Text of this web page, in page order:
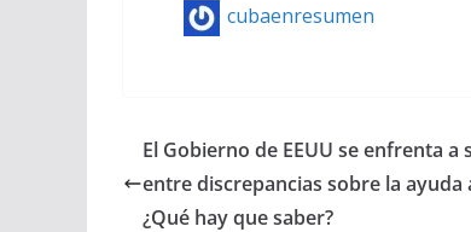
cubaenresumen
El Gobierno de EEUU se enfrenta a
entre discrepancias sobre la ayuda
¿Qué hay que saber?